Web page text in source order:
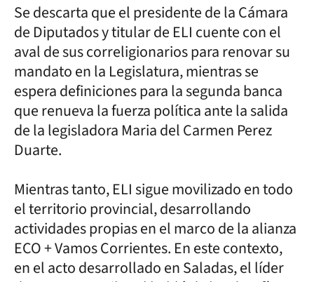
Se descarta que el presidente de la Cámara
de Diputados y titular de ELI cuente con el
aval de sus correligionarios para renovar su
mandato en la Legislatura, mientras se
espera definiciones para la segunda banca
que renueva la fuerza política ante la salida
de la legisladora Maria del Carmen Perez
Duarte.
Mientras tanto, ELI sigue movilizado en todo
el territorio provincial, desarrollando
actividades propias en el marco de la alianza
ECO + Vamos Corrientes. En este contexto,
en el acto desarrollado en Saladas, el líder